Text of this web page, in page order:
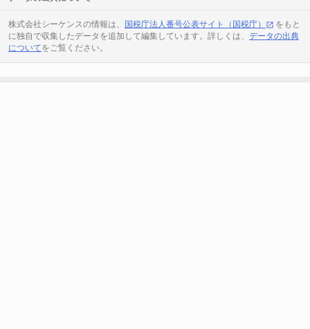
株式会社シーケンスの情報は、 国税庁法人番号公表サイト（国税庁）
をもと
に独自で収集したデータを追加して編集しています。詳しくは、 データの出典
についてをご覧ください。